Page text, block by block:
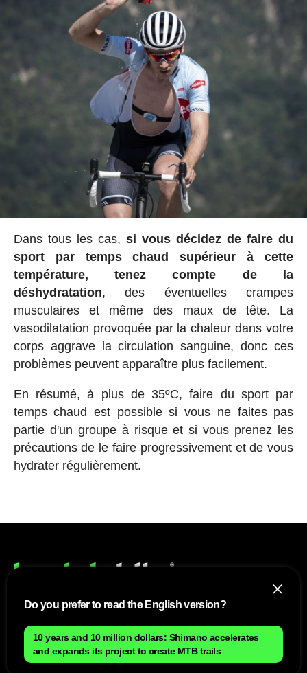
Dans tous les cas, si vous décidez de faire du
sport par temps chaud supérieur à cette
température, tenez compte de la
déshydratation, des éventuelles crampes
musculaires et même des maux de tête. La
vasodilatation provoquée par la chaleur dans votre
corps aggrave la circulation sanguine, donc ces
problèmes peuvent apparaître plus facilement.
En résumé, à plus de 35ºC, faire du sport par
temps chaud est possible si vous ne faites pas
partie d'un groupe à risque et si vous prenez les
précautions de le faire progressivement et de vous
hydrater régulièrement.
NOUS
Plan du site
Do you prefer to read the English version?
10 years and 10 million dollars: Shimano accelerates
and expands its project to create MTB trails